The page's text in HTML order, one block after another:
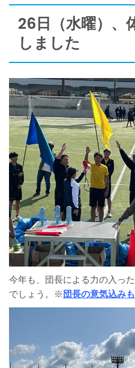
26日（水曜）、
しました
今年も、団長による力の入っ
でしょう。※団長の意気込み